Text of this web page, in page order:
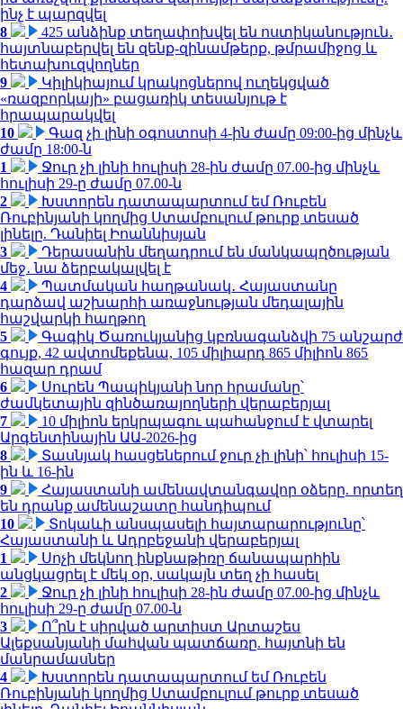
ինչ է պարզվել
8
425 անձինք տեղափոխվել են ոստիկանություն․
հայտնաբերվել են զենք-զինամթերք, թմրամիջոց և
հետախուզվողներ
9
Կիլիկիայում կրակոցներով ուղեկցված
«ռազբորկայի» բացառիկ տեսանյութ է
հրապարակվել
10
Գազ չի լինի օգոստոսի 4-ին ժամը 09:00-ից մինչև
ժամը 18:00-ն
1
Ջուր չի լինի հուլիսի 28-ին ժամը 07.00-ից մինչև
հուլիսի 29-ը ժամը 07.00-ն
2
Խստորեն դատապարտում եմ Ռուբեն
Ռուբինյանի կողմից Ստամբուլում թուրք տեսած
լինելը. Դանիել Իոաննիսյան
3
Դերասանին մեղադրում են մանկապղծության
մեջ․ նա ձերբակալվել է
4
Պատմական հաղթանակ․ Հայաստանը
դարձավ աշխարհի առաջնության մեդալային
հաշվարկի հաղթող
5
Գագիկ Ծառուկյանից կբռնագանձվի 75 անշարժ
գույք, 42 ավտոմեքենա, 105 միլիարդ 865 միլիոն 865
հազար դրամ
6
Սուրեն Պապիկյանի նոր հրամանը՝
ժամկետային զինծառայողների վերաբերյալ
7
10 միլիոն երկրպագու պահանջում է վտարել
Արգենտինային ԱԱ-2026-ից
8
Տասնյակ հասցեներում ջուր չի լինի՝ հուլիսի 15-
ին և 16-ին
9
Հայաստանի ամենավտանգավոր օձերը. որտեղ
են դրանք ամենաշատը հանդիպում
10
Տոկաևի անսպասելի հայտարարությունը՝
Հայաստանի և Ադրբեջանի վերաբերյալ
1
Սոչի մեկնող ինքնաթիռը ճանապարհին
անցկացրել է մեկ օր, սակայն տեղ չի հասել
2
Ջուր չի լինի հուլիսի 28-ին ժամը 07.00-ից մինչև
հուլիսի 29-ը ժամը 07.00-ն
3
Ո՞րն է սիրված արտիստ Արտաշես
Ալեքսանյանի մահվան պատճառը. հայտնի են
մանրամասներ
4
Խստորեն դատապարտում եմ Ռուբեն
Ռուբինյանի կողմից Ստամբուլում թուրք տեսած